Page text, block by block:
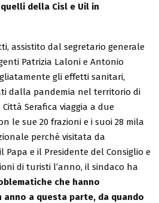
della Cisl e Uil in
assistito dal segretario generale
Patrizia Laloni e Antonio
gli effetti sanitari,
dalla pandemia nel territorio di
Serafica viaggia a due
le sue 20 frazioni e i suoi 28 mila
perché visitata da
Papa e il Presidente del Consiglio e
di turisti l’anno, il sindaco ha
che hanno
anno a questa parte, da quando